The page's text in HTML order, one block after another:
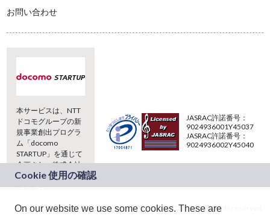
お問い合わせ
本サービスは、NTT
ドコモグループの新
規事業創出プログラ
ム「docomo
STARTUP」を通じて
企画され、株式会社
teketにより運営され
ています。
JASRAC許諾番号：
9024936001Y45037
JASRAC許諾番号：
9024936002Y45040
(C) 2026 teket. all rights reserved.
On our website we use some cookies. These are